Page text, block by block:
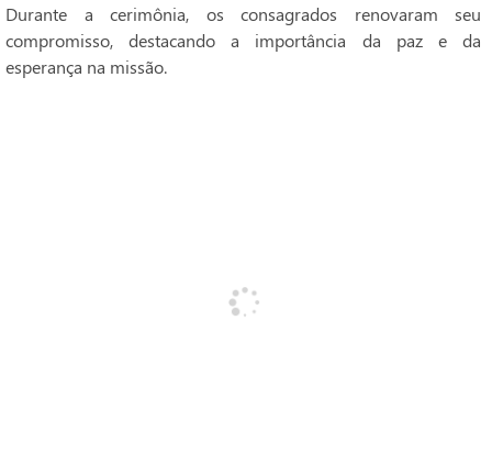
Durante a cerimônia, os consagrados renovaram seu
compromisso, destacando a importância da paz e da
esperança na missão.